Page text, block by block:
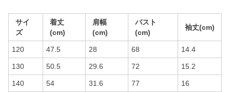
サイ
ズ
着丈
(cm)
肩幅
(cm)
バスト
(cm)
袖丈(cm)
120 47.5 28 68 14.4
130 50.5 29.6 72 15.2
140 54 31.6 77 16